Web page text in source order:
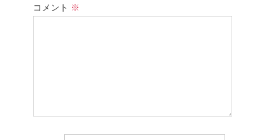
コメント ※